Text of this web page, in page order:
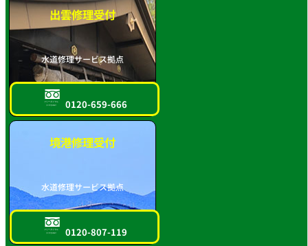
出雲修理受付
水道修理サービス拠点
フリーダイヤル
スマホOK!! 0120-659-666
境港修理受付
水道修理サービス拠点
フリーダイヤル
スマホOK!! 0120-807-119